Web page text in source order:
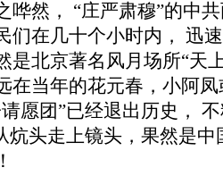
哗然， “庄严肃穆”的中
们在几十个小时内， 迅
是北京著名风月场所“天
在当年的花元春，小阿
愿团”已经退出历史，
炕头走上镜头，果然是